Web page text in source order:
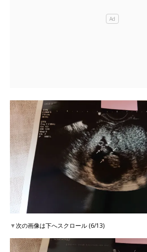
▼次の画像は下へスクロール (6/13)